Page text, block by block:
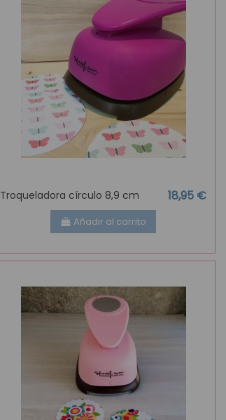
Troqueladora círculo 8,9 cm 18,95 €
Añadir al carrito